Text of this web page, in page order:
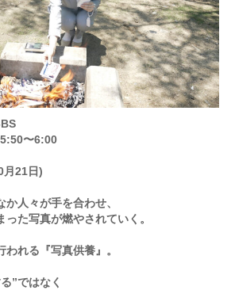
〜6:00
月21日)
人々が手を合わせ、
た写真が燃やされていく。
れる『写真供養』。
”ではなく